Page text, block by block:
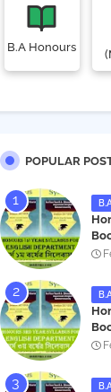
B.A Honours
POPULAR